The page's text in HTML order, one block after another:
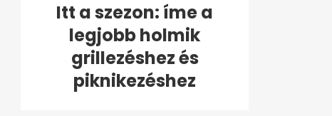
Itt a szezon: íme a
legjobb holmik
grillezéshez és
piknikezéshez